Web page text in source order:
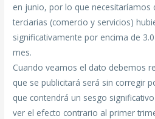
en junio, por lo que necesitaríamos
terciarias (comercio y servicios)
significativamente por encima de
mes.
Cuando veamos el dato debemos
que se publicitará será sin corregir
que contendrá un sesgo
ver el efecto contrario al primer